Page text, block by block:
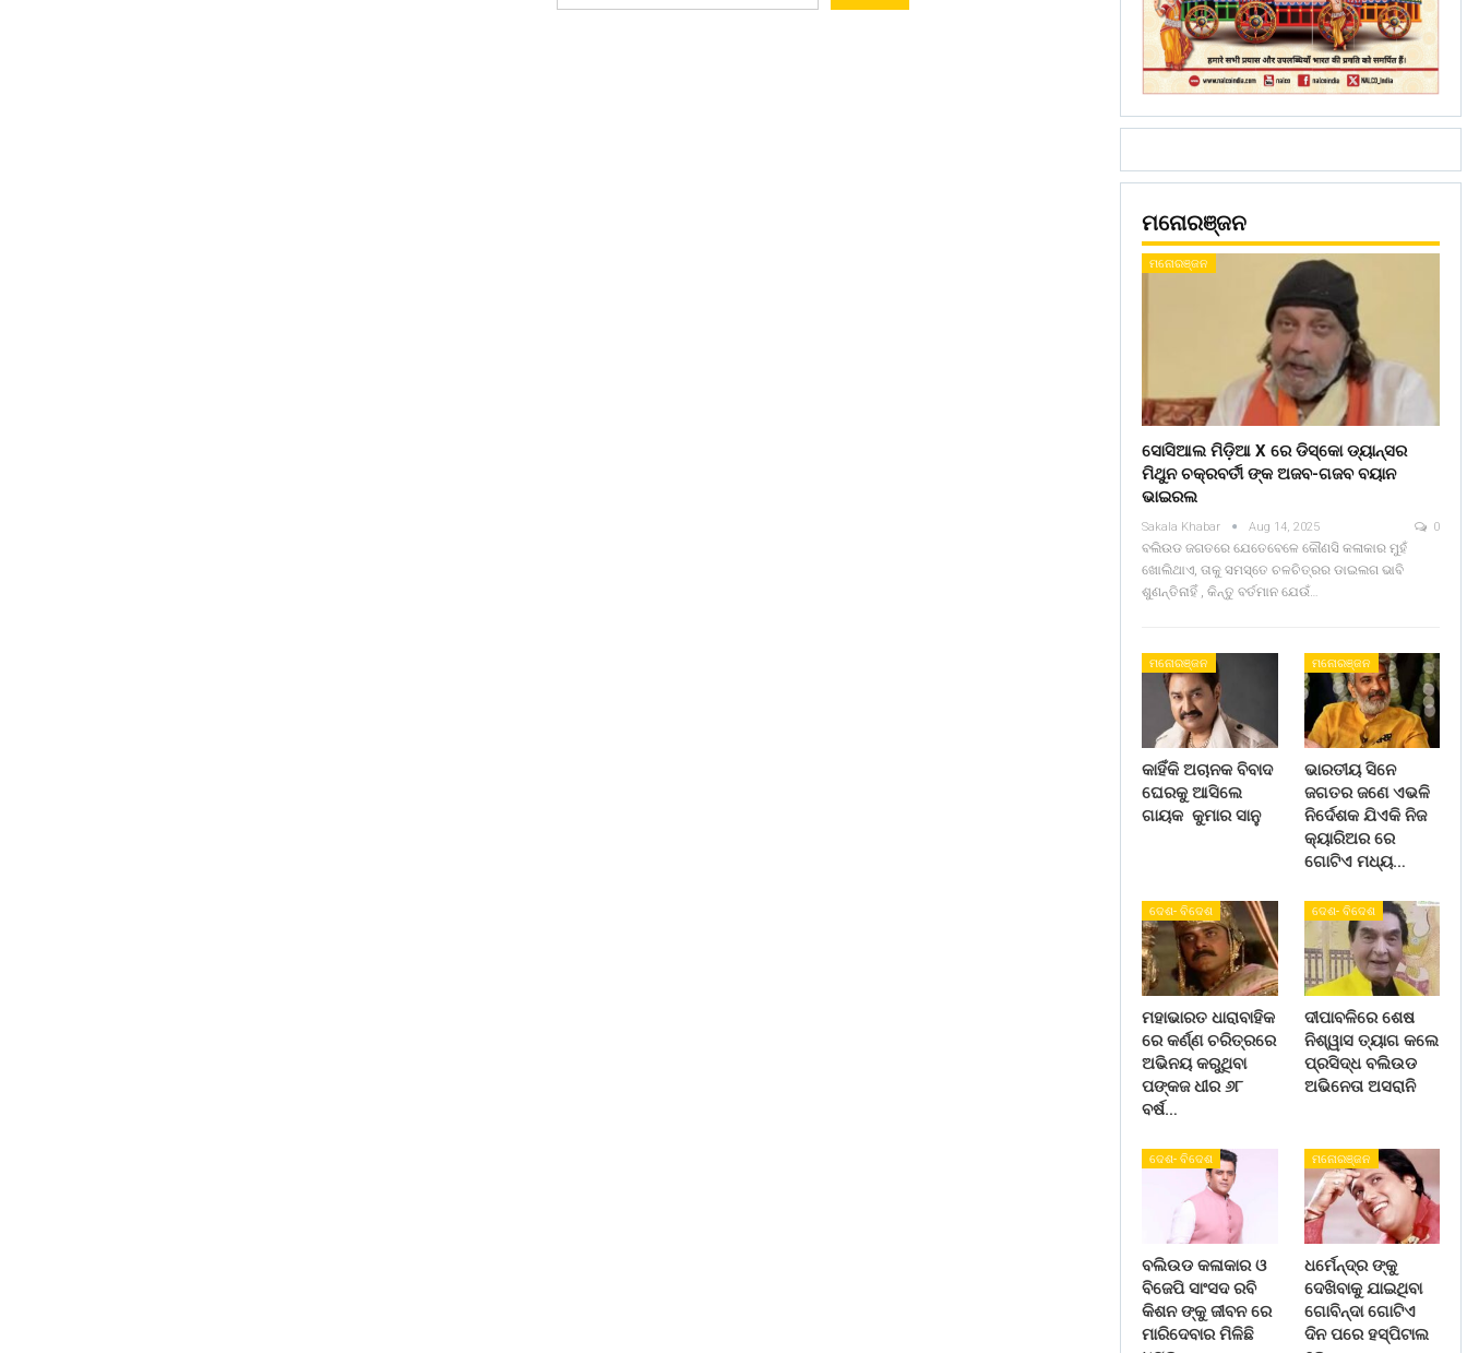
ମନୋରଞ୍ଜନ
ମନୋରଞ୍ଜନ
ସୋସିଆଲ ମିଡ଼ିଆ X ରେ ଡିସ୍କୋ ଡ୍ୟାନ୍ସର
ମିଥୁନ ଚକ୍ରବର୍ତୀ ଙ୍କ ଅଜବ-ଗଜବ ବୟାନ
ଭାଇରଲ
Sakala Khabar Aug 14, 2025 0
ବଲିଉଡ ଜଗତରେ ଯେତେବେଳେ କୌଣସି କଳାକାର ମୁହଁ
ଖୋଲିଥାଏ, ତାକୁ ସମସ୍ତେ ଚଳଚିତ୍ରର ଡାଇଲଗ ଭାବି
ଶୁଣନ୍ତିନାହିଁ , କିନ୍ତୁ ବର୍ତମାନ ଯେଉଁ…
ମନୋରଞ୍ଜନ
କାହିଁକି ଅଚାନକ ବିବାଦ
ଘେରକୁ ଆସିଲେ
ଗାୟକ କୁମାର ସାନୁ
ମନୋରଞ୍ଜନ
ଭାରତୀୟ ସିନେ
ଜଗତର ଜଣେ ଏଭଳି
ନିର୍ଦେଶକ ଯିଏକି ନିଜ
କ୍ୟାରିଅର ରେ
ଗୋଟିଏ ମଧ୍ୟ…
ଦେଶ- ବିଦେଶ
ମହାଭାରତ ଧାରାବାହିକ
ରେ କର୍ଣ୍ଣ ଚରିତ୍ରରେ
ଅଭିନୟ କରୁଥିବା
ପଙ୍କଜ ଧୀର ୬୮
ବର୍ଷ…
ଦେଶ- ବିଦେଶ
ଦୀପାବଳିରେ ଶେଷ
ନିଶ୍ୱାସ ତ୍ୟାଗ କଲେ
ପ୍ରସିଦ୍ଧ ବଲିଉଡ
ଅଭିନେତା ଅସରାନି
ଦେଶ- ବିଦେଶ
ବଲିଉଡ କଳାକାର ଓ
ବିଜେପି ସାଂସଦ ରବି
କିଶନ ଙ୍କୁ ଜୀବନ ରେ
ମାରିଦେବାର ମିଳିଛି
ମନୋରଞ୍ଜନ
ଧର୍ମେନ୍ଦ୍ର ଙ୍କୁ
ଦେଖିବାକୁ ଯାଇଥିବା
ଗୋବିନ୍ଦା ଗୋଟିଏ
ଦିନ ପରେ ହସ୍ପିଟାଲ